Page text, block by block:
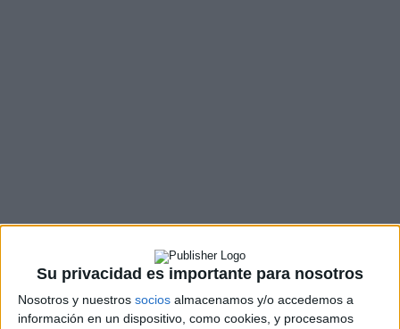
Su privacidad es importante para nosotros
Nosotros y nuestros socios almacenamos y/o accedemos a
información en un dispositivo, como cookies, y procesamos